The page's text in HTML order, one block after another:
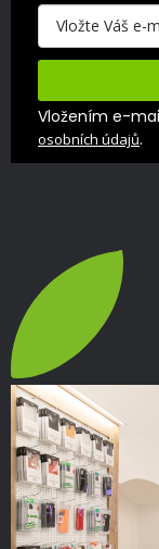
Vložením e-
osobních údajů.